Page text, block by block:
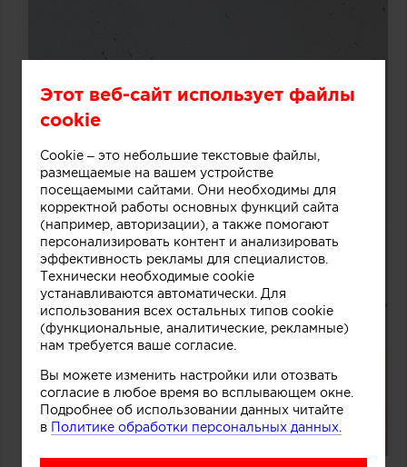
Этот веб-сайт использует файлы
cookie
Cookie – это небольшие текстовые файлы,
размещаемые на вашем устройстве
посещаемыми сайтами. Они необходимы для
корректной работы основных функций сайта
(например, авторизации), а также помогают
персонализировать контент и анализировать
эффективность рекламы для специалистов.
Технически необходимые cookie
устанавливаются автоматически. Для
использования всех остальных типов cookie
(функциональные, аналитические, рекламные)
нам требуется ваше согласие.
Вы можете изменить настройки или отозвать
согласие в любое время во всплывающем окне.
Подробнее об использовании данных читайте
в Политике обработки персональных данных.